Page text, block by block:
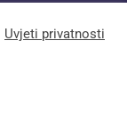
Uvjeti privatnosti